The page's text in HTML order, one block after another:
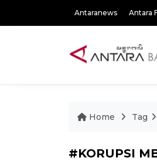
Antaranews Antara
Home Tag
#KORUPSI